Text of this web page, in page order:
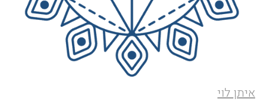
איתן לוי